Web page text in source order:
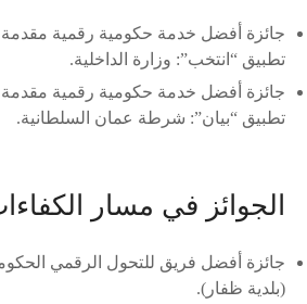
جائزة أفضل خدمة حكومية رقمية
تطبيق “انتخب”: وزارة الداخلية.
جائزة أفضل خدمة حكومية رقمية
تطبيق “بيان”: شرطة عمان السلطانية.
الجوائز في مسار
جائزة أفضل فريق للتحول الرقمي
(بلدية ظفار).